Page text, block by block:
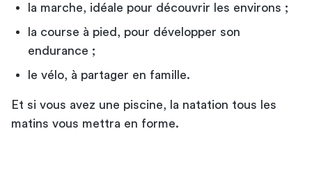
la marche, idéale pour découvrir les environs ;
la course à pied, pour développer son
endurance ;
le vélo, à partager en famille.
Et si vous avez une piscine, la natation tous les
matins vous mettra en forme.